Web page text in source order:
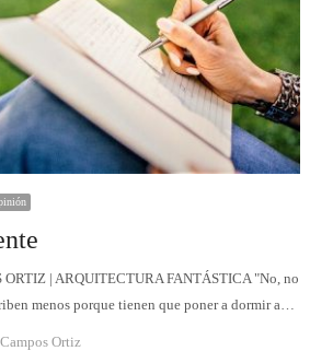
ORTIZ | ARQUITECTURA FANTÁSTICA "No, no
menos porque tienen que poner a dormir a…
Ortiz